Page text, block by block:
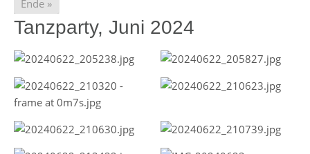
Ende »
Tanzparty, Juni 2024